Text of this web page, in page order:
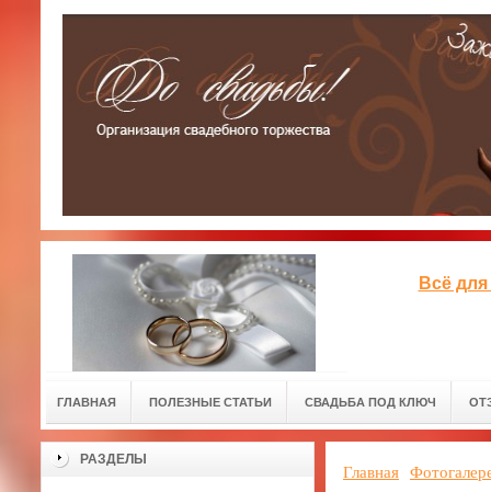
Всё
ГЛАВНАЯ ПОЛЕЗНЫЕ СТАТЬИ СВАДЬБА ПОД КЛЮЧ
РАЗДЕЛЫ
Главная